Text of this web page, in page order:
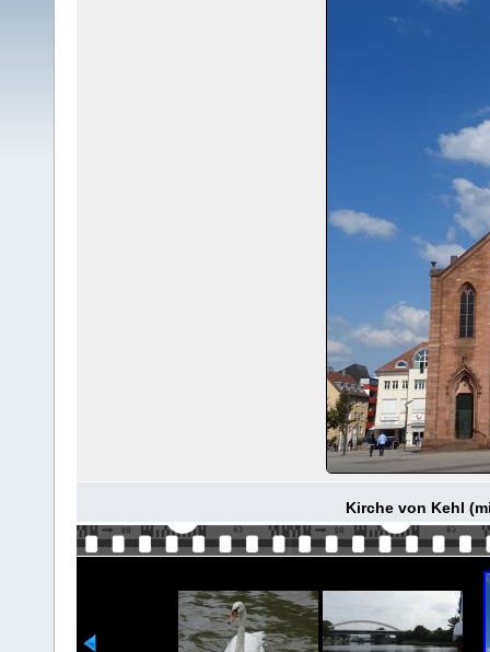
Kirche von Kehl